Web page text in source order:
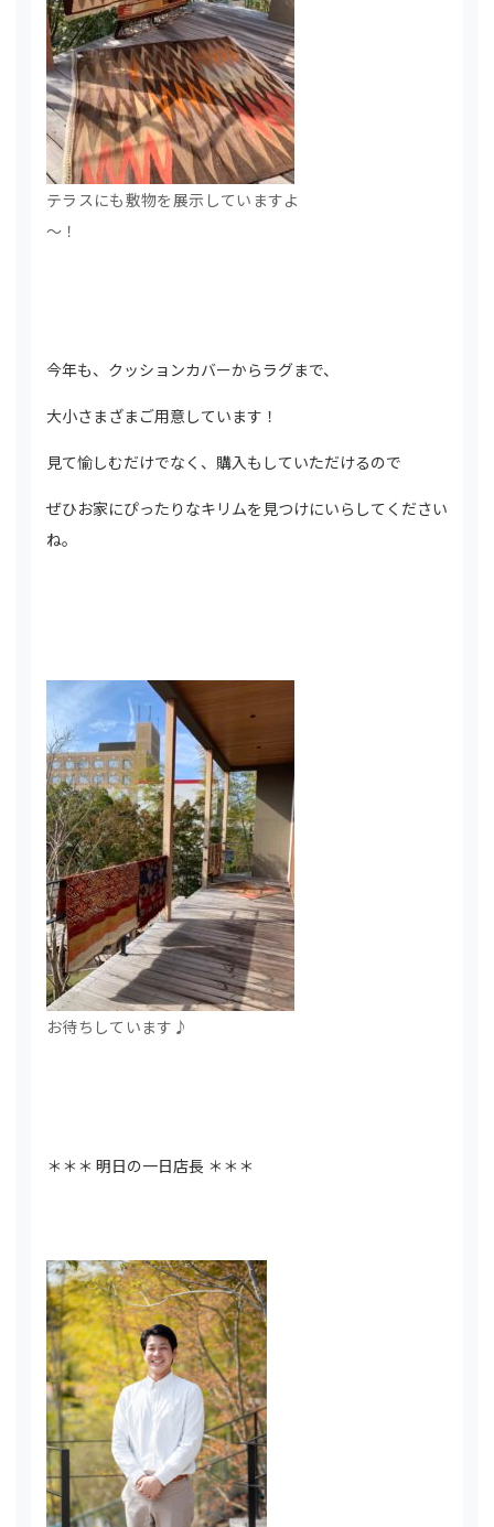
テラスにも敷物を展示していますよ
～！
今年も、クッションカバーからラグまで、
大小さまざまご用意しています！
見て愉しむだけでなく、購入もしていただけるので
ぜひお家にぴったりなキリムを見つけにいらしてください
ね。
お待ちしています♪
＊＊＊ 明日の一日店長 ＊＊＊